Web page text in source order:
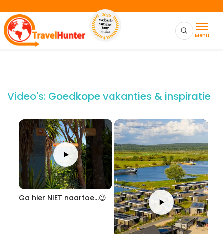
Menu
Video's: Goedkope vakanties & inspiratie
Ga hier NIET naartoe...😉